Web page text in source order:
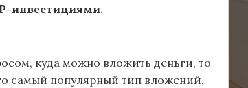
инвестициями.
куда можно вложить деньги, то
самый популярный тип вложений,